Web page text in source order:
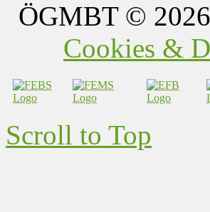
ÖGMBT© 2026
Cookies &
Scroll to Top